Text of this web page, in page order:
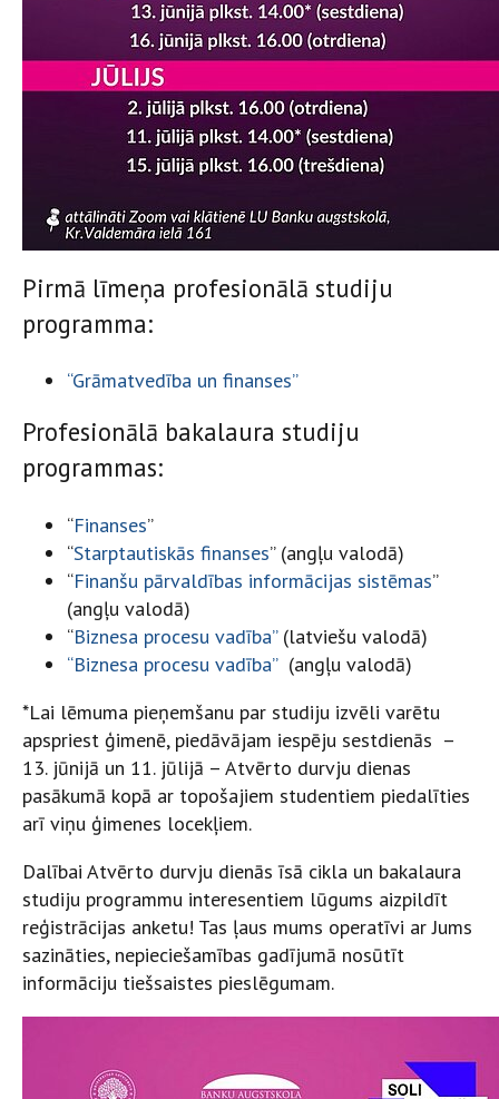
Pirmā līmeņa profesionālā studiju
programma:
“Grāmatvedība un finanses”
Profesionālā bakalaura studiju
programmas:
“Finanses”
“Starptautiskās finanses” (angļu valodā)
“Finanšu pārvaldības informācijas sistēmas”
(angļu valodā)
“Biznesa procesu vadība”(latviešu valodā)
“Biznesa procesu vadība” (angļu valodā)
*Lai lēmuma pieņemšanu par studiju izvēli varētu
apspriest ģimenē, piedāvājam iespēju sestdienās –
13. jūnijā un 11. jūlijā – Atvērto durvju dienas
pasākumā kopā ar topošajiem studentiem piedalīties
arī viņu ģimenes locekļiem.
Dalībai Atvērto durvju dienās īsā cikla un bakalaura
studiju programmu interesentiem lūgums aizpildīt
reģistrācijas anketu! Tas ļaus mums operatīvi ar Jums
sazināties, nepieciešamības gadījumā nosūtīt
informāciju tiešsaistes pieslēgumam.